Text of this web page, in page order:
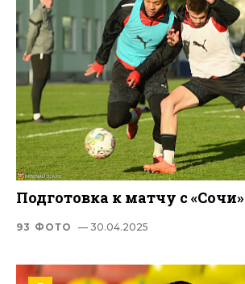
Подготовка к матчу с «Сочи»
93 ФОТО — 30.04.2025